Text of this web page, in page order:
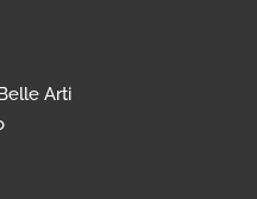
Arti